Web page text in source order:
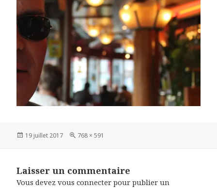
Publié
19 juillet 2017
Taille
768 × 591
Laisser un commentaire
Vous devezvous connecter pour publier un